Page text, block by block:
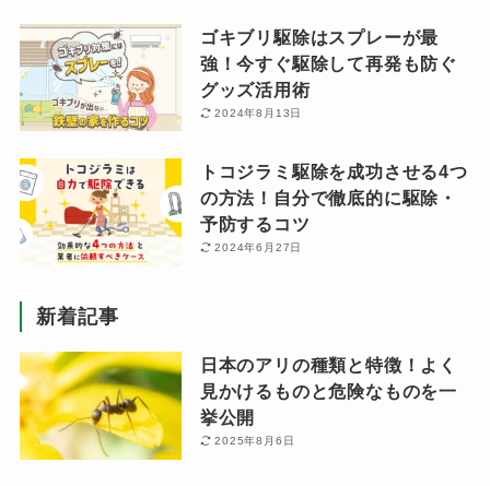
ゴキブリ駆除はスプレーが最
強！今すぐ駆除して再発も防ぐ
グッズ活用術
2024年8月13日
トコジラミ駆除を成功させる4つ
の方法！自分で徹底的に駆除・
予防するコツ
2024年6月27日
新着記事
日本のアリの種類と特徴！よく
見かけるものと危険なものを一
挙公開
2025年8月6日